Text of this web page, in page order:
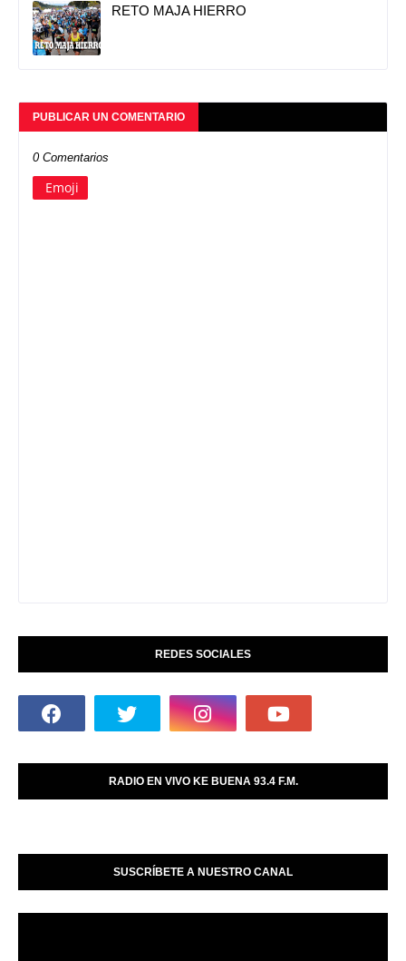
RETO MAJA HIERRO
PUBLICAR UN COMENTARIO
0 Comentarios
Emoji
REDES SOCIALES
RADIO EN VIVO KE BUENA 93.4 F.M.
SUSCRÍBETE A NUESTRO CANAL